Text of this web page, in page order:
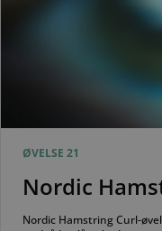
ØVELSE 21
Nordic
Nordic Hamstring Curl-